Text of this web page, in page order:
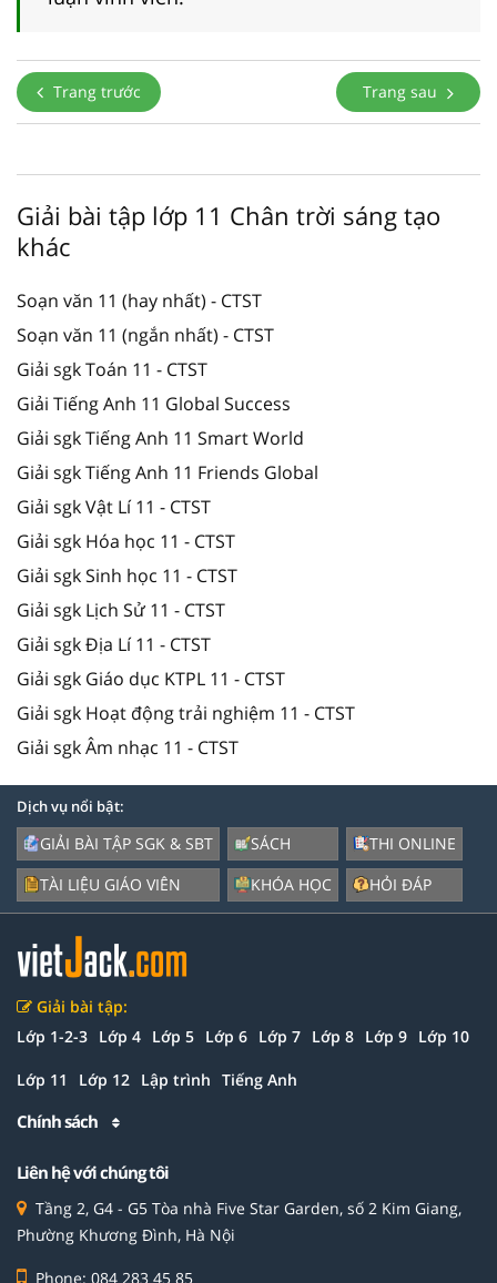
Trang trước Trang sau
Giải bài tập lớp 11 Chân trời sáng tạo
khác
Soạn văn 11 (hay nhất) - CTST
Soạn văn 11 (ngắn nhất) - CTST
Giải sgk Toán 11 - CTST
Giải Tiếng Anh 11 Global Success
Giải sgk Tiếng Anh 11 Smart World
Giải sgk Tiếng Anh 11 Friends Global
Giải sgk Vật Lí 11 - CTST
Giải sgk Hóa học 11 - CTST
Giải sgk Sinh học 11 - CTST
Giải sgk Lịch Sử 11 - CTST
Giải sgk Địa Lí 11 - CTST
Giải sgk Giáo dục KTPL 11 - CTST
Giải sgk Hoạt động trải nghiệm 11 - CTST
Giải sgk Âm nhạc 11 - CTST
Dịch vụ nổi bật:
GIẢI BÀI TẬP SGK & SBT
TÀI LIỆU GIÁO VIÊN
SÁCH
KHÓA HỌC
THI ONLINE
HỎI ĐÁP
Giải bài tập:
Lớp 1-2-3 Lớp 4 Lớp 5 Lớp 6 Lớp 7 Lớp 8 Lớp 9 Lớp 10
Lớp 11 Lớp 12 Lập trình Tiếng Anh
Chính sách
Liên hệ với chúng tôi
Tầng 2, G4 - G5 Tòa nhà Five Star Garden, số 2 Kim Giang,
Phường Khương Đình, Hà Nội
Phone: 084 283 45 85